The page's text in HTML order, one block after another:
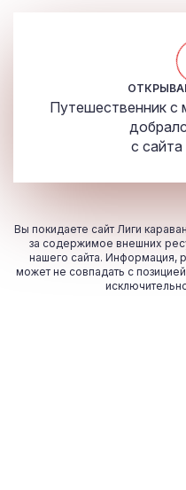
Путешественник с
с сайта
Вы покидаете сайт Лиги
за содержимое внешних
нашего сайта. Информация,
может не совпадать с